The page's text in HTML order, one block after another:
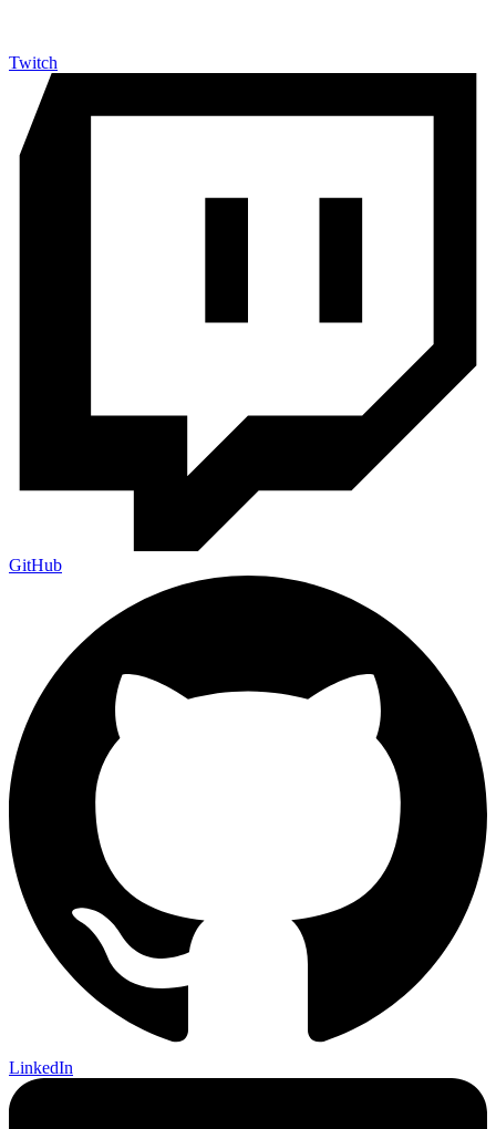
Twitch
GitHub
LinkedIn